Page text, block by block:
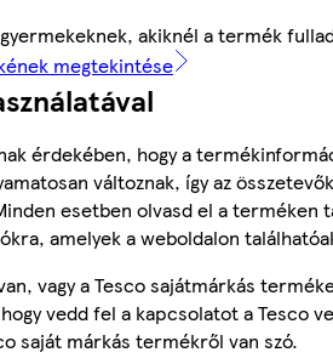
akiknél a termék
megtekintése
érdekében, hogy a
változnak, így az
esetben olvasd el a terméken
amelyek a weboldalon
vagy a Tesco sajátmárkás
vedd fel a kapcsolatot a Tesco
saját márkás termékről van szó.